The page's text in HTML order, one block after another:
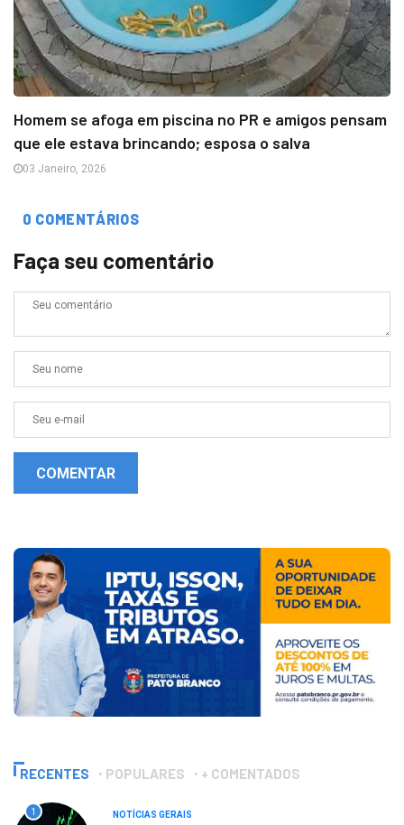
Homem se afoga em piscina no PR e amigos pensam
que ele estava brincando; esposa o salva
03 Janeiro, 2026
0 COMENTÁRIOS
Faça seu comentário
COMENTAR
RECENTES POPULARES + COMENTADOS
1 NOTÍCIAS GERAIS